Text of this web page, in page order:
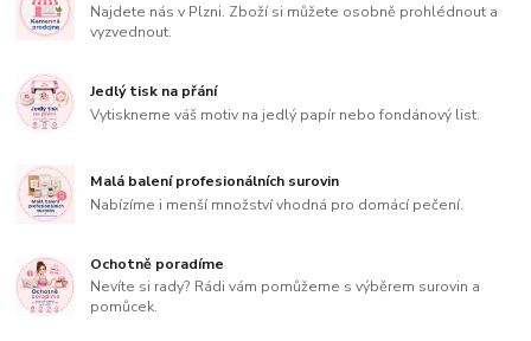
Najdete nás v Plzni. Zboží si můžete osobně prohlédnout a
vyzvednout.
Jedlý tisk na přání
Vytiskneme váš motiv na jedlý papír nebo fondánový list.
Malá balení profesionálních surovin
Nabízíme i menší množství vhodná pro domácí pečení.
Ochotně poradíme
Nevíte si rady? Rádi vám pomůžeme s výběrem surovin a
pomůcek.